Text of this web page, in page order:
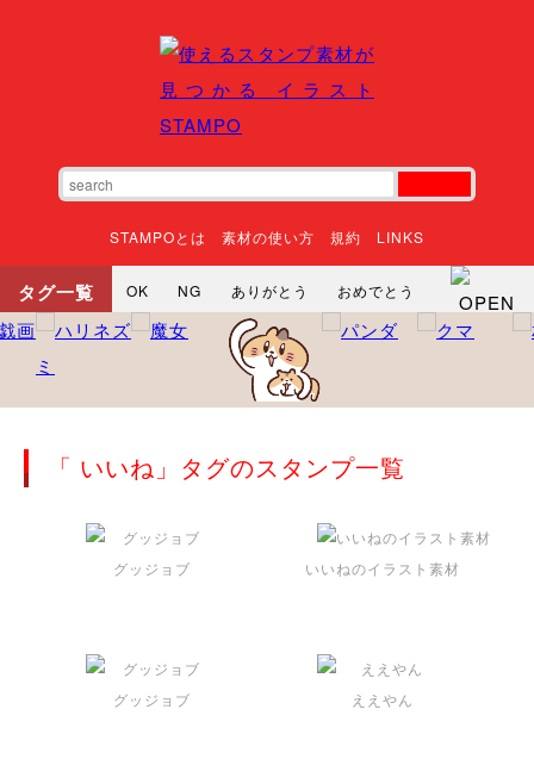
STAMPOとは 素材の使い方 規約 LINKS
タグ一覧 OK NG ありがとう
おめでとう
寝る
やったね
それな
ごめんなさい
衝撃 まったり
神
るんるん ファイト
焦る
興奮
「 いいね」タグのスタンプ一覧
グッジョブ いいねのイラスト素材
グッジョブ ええやん